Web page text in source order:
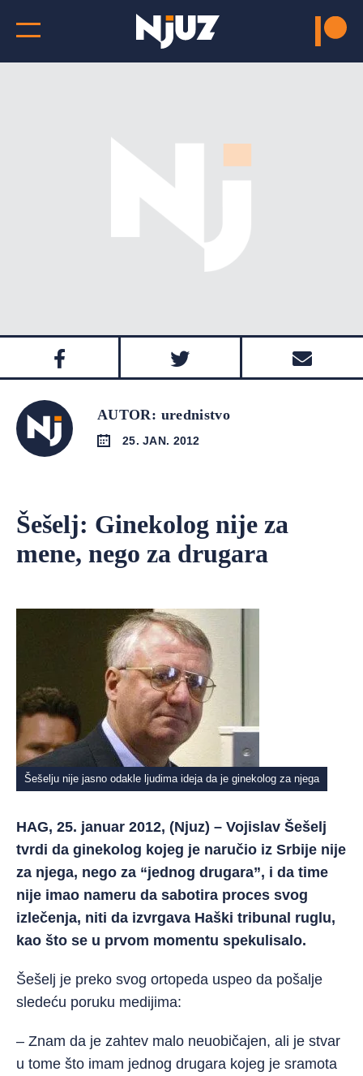
AUTOR: urednistvo
25. JAN. 2012
Šešelj: Ginekolog nije za
mene, nego za drugara
Šešelju nije jasno odakle ljudima ideja da je ginekolog za njega
HAG, 25. januar 2012, (Njuz) – Vojislav Šešelj
tvrdi da ginekolog kojeg je naručio iz Srbije nije
za njega, nego za “jednog drugara”, i da time
nije imao nameru da sabotira proces svog
izlečenja, niti da izvrgava Haški tribunal ruglu,
kao što se u prvom momentu spekulisalo.
Šešelj je preko svog ortopeda uspeo da pošalje
sledeću poruku medijima:
– Znam da je zahtev malo neuobičajen, ali je stvar
u tome što imam jednog drugara kojeg je sramota